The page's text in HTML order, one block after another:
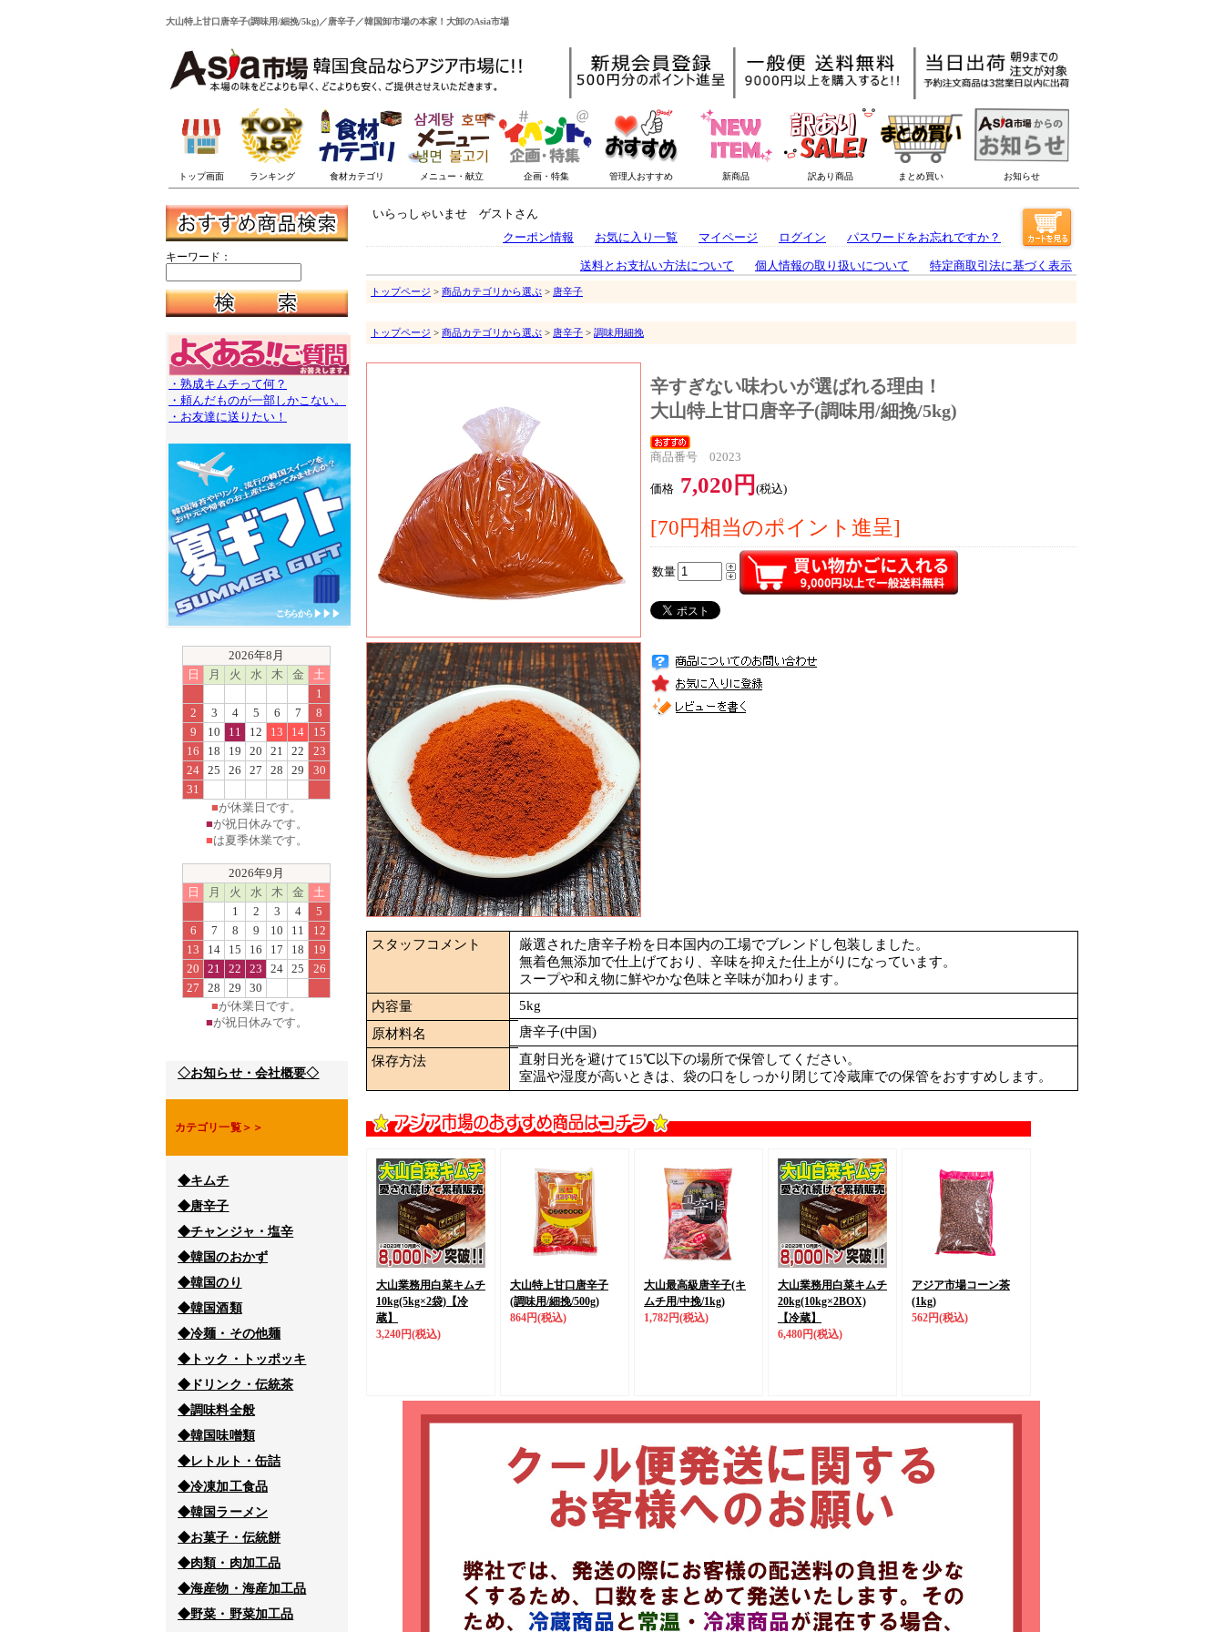
大山特上甘口唐辛子(調味用/細挽/5kg)／唐辛子／韓国卸市場の本家！大卸のAsia市場
キーワード：
・熟成キムチって何？
・頼んだものが一部しかこない。
・お友達に送りたい！
2026年8月
日
月 火 水 木 金
土
1
2
3 4 5 6 7
8
9
10 11 12 13 14
15
16
18 19 20 21 22
23
24 25 26 27 28 29
30
31
■が休業日です。
■が祝日休みです。
■は夏季休業です。
2026年9月
日
月 火 水 木 金
土
1
2 3 4
5
6
7 8 9 10 11
12
13
14 15 16 17 18
19
20
21 22 23 24 25
26
27
28 29
30
■が休業日です。
■が祝日休みです。
◇お知らせ・会社概要◇
カテゴリ一覧＞＞
◆キムチ
◆唐辛子
◆チャンジャ・塩辛
◆韓国のおかず
◆韓国のり
◆韓国酒類
◆冷麺・その他麺
◆トック・トッポッキ
◆ドリンク・伝統茶
◆調味料全般
◆韓国味噌類
◆レトルト・缶詰
◆冷凍加工食品
◆韓国ラーメン
◆お菓子・伝統餅
◆肉類・肉加工品
◆海産物・海産加工品
◆野菜・野菜加工品
いらっしゃいませ ゲストさん
クーポン情報
お気に入り一覧 マイページ ログイン パスワードをお忘れですか？
送料とお支払い方法について 個人情報の取り扱いについて 特定商取引法に基づく表示
トップページ > 商品カテゴリから選ぶ > 唐辛子
トップページ > 商品カテゴリから選ぶ > 唐辛子 > 調味用細挽
辛すぎない味わいが選ばれる理由！
大山特上甘口唐辛子(調味用/細挽/5kg)
商品番号 02023
価格 7,020円 (税込)
[70円相当のポイント進呈]
数量
スタッフコメント
厳選された唐辛子粉を日本国内の工場でブレンドし包装しました。
無着色無添加で仕上げており、辛味を抑えた仕上がりになっています。
スープや和え物に鮮やかな色味と辛味が加わります。
内容量
5kg
原材料名
唐辛子(中国)
保存方法
直射日光を避けて15℃以下の場所で保管してください。
室温や湿度が高いときは、袋の口をしっかり閉じて冷蔵庫での保管をおすすめします。
大山業務用白菜キムチ
10kg(5kg×2袋) 【冷
蔵】
3,240円(税込)
大山特上甘口唐辛子
(調味用/細挽/500g)
864円(税込)
大山最高級唐辛子(キ
ムチ用/中挽/1kg)
1,782円(税込)
大山業務用白菜キムチ
20kg(10kg×2BOX)
【冷蔵】
6,480円(税込)
アジア市場コーン茶
(1kg)
562円(税込)